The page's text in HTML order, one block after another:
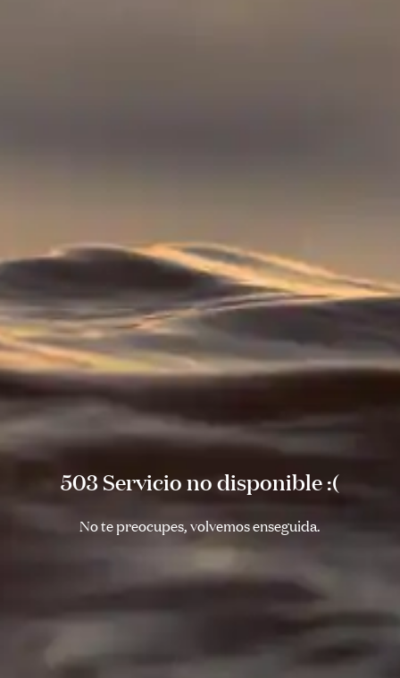
503 Servicio no disponible :(
No te preocupes, volvemos enseguida.